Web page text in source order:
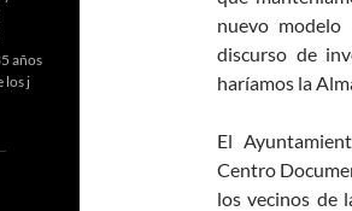
nuevo modelo
discurso de
haríamos la
El
Centro
los vecinos de
años
los j